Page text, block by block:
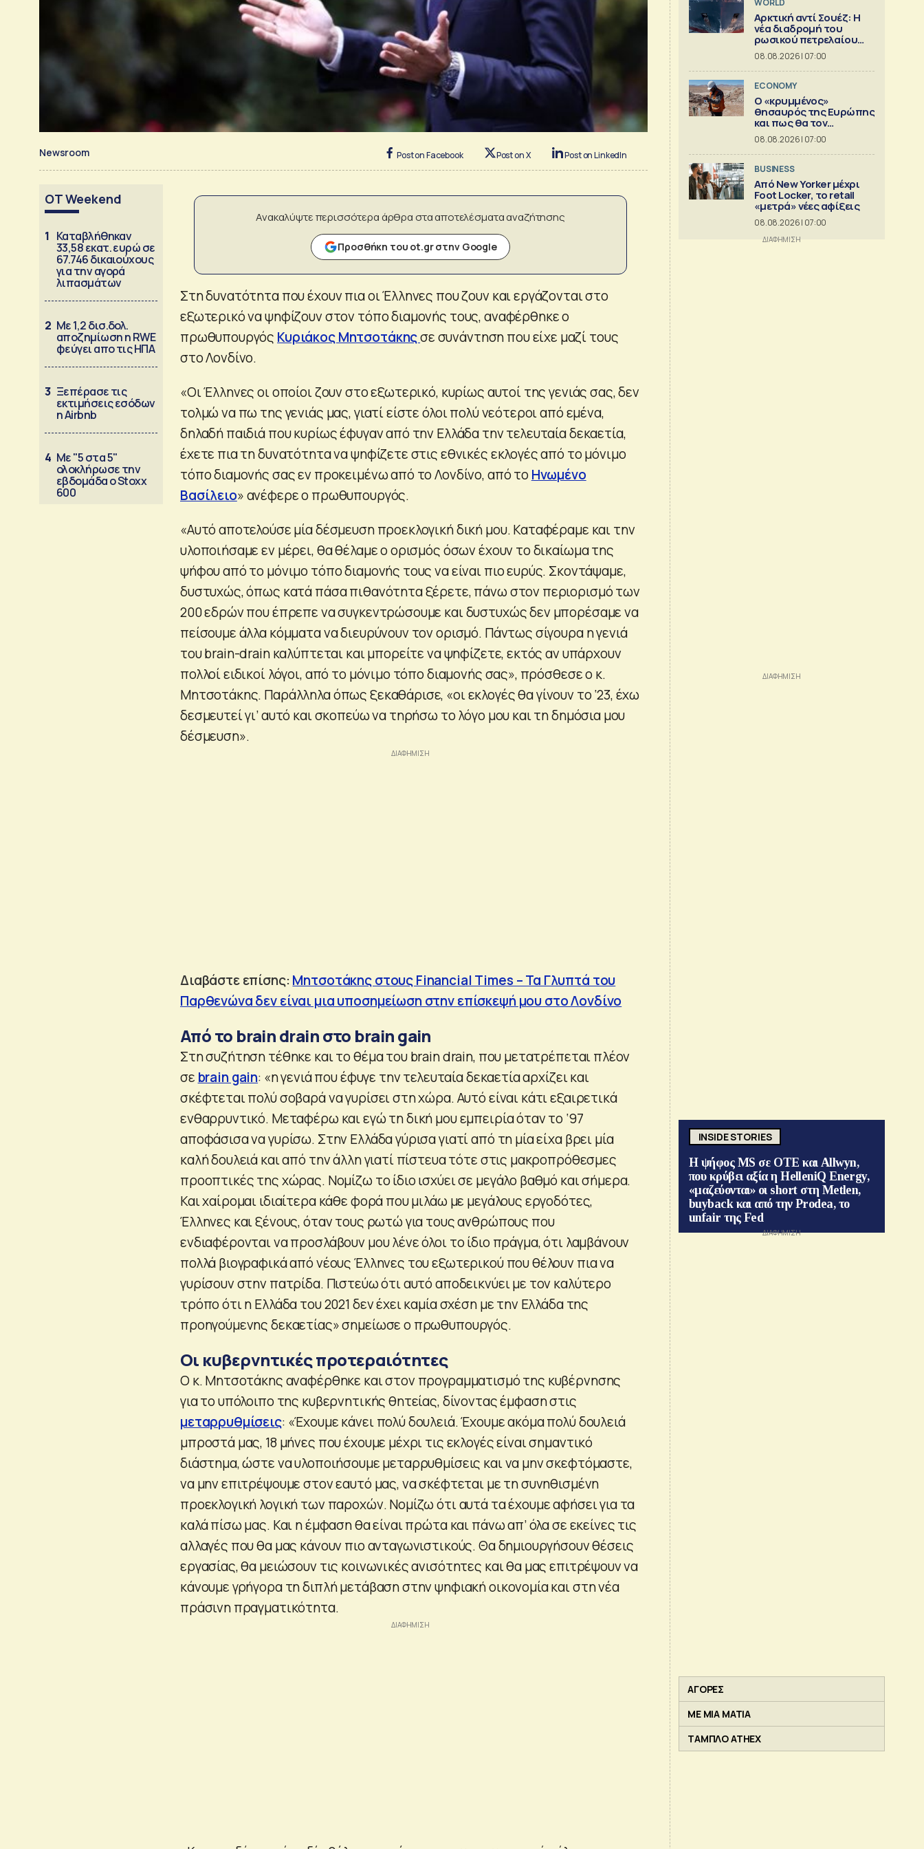
Newsroom Post on Facebook Post on X Post on LinkedIn
OT Weekend
1 Καταβλήθηκαν
33,58 εκατ. ευρώ σε
67.746 δικαιούχους
για την αγορά
λιπασμάτων
2 Με 1,2 δισ.δολ.
αποζημίωση η RWE
φεύγει απο τις ΗΠΑ
3 Ξεπέρασε τις
εκτιμήσεις εσόδων
η Airbnb
4 Με "5 στα 5"
ολοκλήρωσε την
εβδομάδα ο Stoxx
600
Ανακαλύψτε περισσότερα άρθρα στα αποτελέσματα αναζήτησης
Προσθήκη του ot.gr στην Google
Στη δυνατότητα που έχουν πια οι Έλληνες που ζουν και εργάζονται στο
εξωτερικό να ψηφίζουν στον τόπο διαμονής τους, αναφέρθηκε ο
πρωθυπουργός Κυριάκος Μητσοτάκηςσε συνάντηση που είχε μαζί τους
στο Λονδίνο.
«Οι Έλληνες οι οποίοι ζουν στο εξωτερικό, κυρίως αυτοί της γενιάς σας, δεν
τολμώ να πω της γενιάς μας, γιατί είστε όλοι πολύ νεότεροι από εμένα,
δηλαδή παιδιά που κυρίως έφυγαν από την Ελλάδα την τελευταία δεκαετία,
έχετε πια τη δυνατότητα να ψηφίζετε στις εθνικές εκλογές από το μόνιμο
τόπο διαμονής σας εν προκειμένω από το Λονδίνο, από τοΗνωμένο
Βασίλειο» ανέφερε ο πρωθυπουργός.
«Αυτό αποτελούσε μία δέσμευση προεκλογική δική μου. Καταφέραμε και την
υλοποιήσαμε εν μέρει, θα θέλαμε ο ορισμός όσων έχουν το δικαίωμα της
ψήφου από το μόνιμο τόπο διαμονής τους να είναι πιο ευρύς. Σκοντάψαμε,
δυστυχώς, όπως κατά πάσα πιθανότητα ξέρετε, πάνω στον περιορισμό των
200 εδρών που έπρεπε να συγκεντρώσουμε και δυστυχώς δεν μπορέσαμε να
πείσουμε άλλα κόμματα να διευρύνουν τον ορισμό. Πάντως σίγουρα η γενιά
του brain-drain καλύπτεται και μπορείτε να ψηφίζετε, εκτός αν υπάρχουν
πολλοί ειδικοί λόγοι, από το μόνιμο τόπο διαμονής σας», πρόσθεσε ο κ.
Μητσοτάκης. Παράλληλα όπως ξεκαθάρισε, «οι εκλογές θα γίνουν το ‘23, έχω
δεσμευτεί γι’ αυτό και σκοπεύω να τηρήσω το λόγο μου και τη δημόσια μου
δέσμευση».
Διαβάστε επίσης: Μητσοτάκης στους Financial Times – Τα Γλυπτά του
Παρθενώνα δεν είναι μια υποσημείωση στην επίσκεψή μου στο Λονδίνο
Από το brain drain στο brain gain
Στη συζήτηση τέθηκε και το θέμα του brain drain, που μετατρέπεται πλέον
σε brain gain: «η γενιά που έφυγε την τελευταία δεκαετία αρχίζει και
σκέφτεται πολύ σοβαρά να γυρίσει στη χώρα. Αυτό είναι κάτι εξαιρετικά
ενθαρρυντικό. Μεταφέρω και εγώ τη δική μου εμπειρία όταν το ‘97
αποφάσισα να γυρίσω. Στην Ελλάδα γύρισα γιατί από τη μία είχα βρει μία
καλή δουλειά και από την άλλη γιατί πίστευα τότε στις μακροπρόθεσμες
προοπτικές της χώρας. Νομίζω το ίδιο ισχύει σε μεγάλο βαθμό και σήμερα.
Και χαίρομαι ιδιαίτερα κάθε φορά που μιλάω με μεγάλους εργοδότες,
Έλληνες και ξένους, όταν τους ρωτώ για τους ανθρώπους που
ενδιαφέρονται να προσλάβουν μου λένε όλοι το ίδιο πράγμα, ότι λαμβάνουν
πολλά βιογραφικά από νέους Έλληνες του εξωτερικού που θέλουν πια να
γυρίσουν στην πατρίδα. Πιστεύω ότι αυτό αποδεικνύει με τον καλύτερο
τρόπο ότι η Ελλάδα του 2021 δεν έχει καμία σχέση με την Ελλάδα της
προηγούμενης δεκαετίας» σημείωσε ο πρωθυπουργός.
Οι κυβερνητικές προτεραιότητες
Ο κ. Μητσοτάκης αναφέρθηκε και στον προγραμματισμό της κυβέρνησης
για το υπόλοιπο της κυβερνητικής θητείας, δίνοντας έμφαση στις
μεταρρυθμίσεις: «Έχουμε κάνει πολύ δουλειά. Έχουμε ακόμα πολύ δουλειά
μπροστά μας, 18 μήνες που έχουμε μέχρι τις εκλογές είναι σημαντικό
διάστημα, ώστε να υλοποιήσουμε μεταρρυθμίσεις και να μην σκεφτόμαστε,
να μην επιτρέψουμε στον εαυτό μας, να σκέφτεται με τη συνηθισμένη
προεκλογική λογική των παροχών. Νομίζω ότι αυτά τα έχουμε αφήσει για τα
καλά πίσω μας. Και η έμφαση θα είναι πρώτα και πάνω απ’ όλα σε εκείνες τις
αλλαγές που θα μας κάνουν πιο ανταγωνιστικούς. Θα δημιουργήσουν θέσεις
εργασίας, θα μειώσουν τις κοινωνικές ανισότητες και θα μας επιτρέψουν να
κάνουμε γρήγορα τη διπλή μετάβαση στην ψηφιακή οικονομία και στη νέα
πράσινη πραγματικότητα.
WORLD
Αρκτική αντί Σουέζ: Η
νέα διαδρομή του
ρωσικού πετρελαίου
[Γράφημα]
08.08.2026 | 07:00
ECONOMY
Ο «κρυμμένος»
θησαυρός της Ευρώπης
και πως θα τον
αξιοποιήσει [γράφημα]
08.08.2026 | 07:00
BUSINESS
Από New Yorker μέχρι
Foot Locker, το retail
«μετρά» νέες αφίξεις
08.08.2026 | 07:00
INSIDE STORIES
Η ψήφος MS σε ΟΤΕ και Allwyn,
που κρύβει αξία η HelleniQ Energy,
«μαζεύονται» οι short στη Metlen,
buyback και από την Prodea, το
unfair της Fed
ΑΓΟΡΕΣ
ΜΕ ΜΙΑ ΜΑΤΙΑ
ΤΑΜΠΛΟ ATHEX